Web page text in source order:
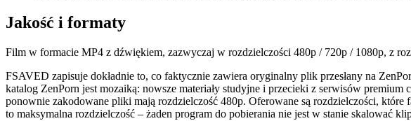
Jakość i formaty
Film w formacie MP4 z dźwiękiem, zazwyczaj w rozdzielczości 480p / 720p / 1080p, z
FSAVED zapisuje dokładnie to, co faktycznie zawiera oryginalny plik przesłany na
katalog ZenPorn jest mozaiką: nowsze materiały studyjne i przecieki z serwisów
ponownie zakodowane pliki mają rozdzielczość 480p. Oferowane są rozdzielczości,
to maksymalna rozdzielczość – żaden program do pobierania nie jest w stanie skalować